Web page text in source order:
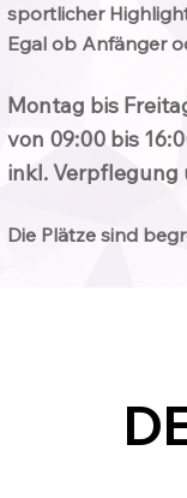
sportlicher
Egal ob Anfänger
Montag bis
von 09:00 bis
inkl. Verpflegung
Die Plätze sind